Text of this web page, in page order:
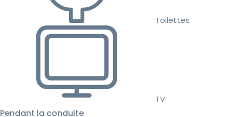
Toilettes
TV
Pendant la conduite